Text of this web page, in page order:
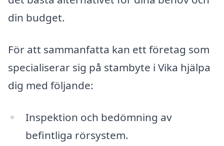
din budget.
För att sammanfatta kan ett företag som
specialiserar sig på stambyte i Vika hjälpa
dig med följande:
Inspektion och bedömning av
befintliga rörsystem.